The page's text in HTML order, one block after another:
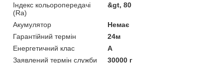
Індекс кольоропередачі
(Ra)
&gt, 80
Акумулятор
Немає
Гарантійний термін
24м
Енергетичний клас
А
Заявлений термін служби
30000 г